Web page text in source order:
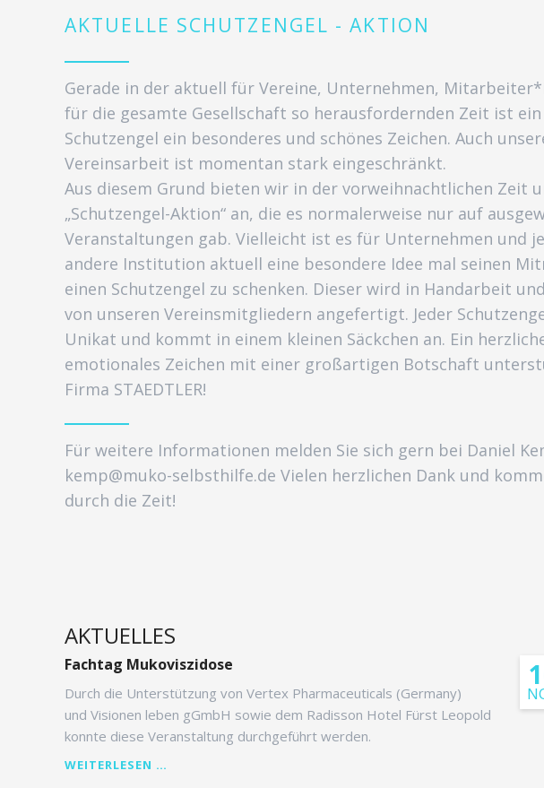
AKTUELLE SCHUTZENGEL - AKTION
Gerade in der aktuell für Vereine, Unternehmen,
für die gesamte Gesellschaft so herausfordernden Zeit ist ein
Schutzengel ein besonderes und schönes Zeichen. Auch
Vereinsarbeit ist momentan stark eingeschränkt.
Aus diesem Grund bieten wir in der vorweihnachtlichen Zeit
„Schutzengel-Aktion“ an, die es normalerweise nur auf
Veranstaltungen gab. Vielleicht ist es für Unternehmen und
andere Institution aktuell eine besondere Idee mal seinen
einen Schutzengel zu schenken. Dieser wird in Handarbeit
von unseren Vereinsmitgliedern angefertigt. Jeder
Unikat und kommt in einem kleinen Säckchen an. Ein
emotionales Zeichen mit einer großartigen Botschaft
Firma STAEDTLER!
Für weitere Informationen melden Sie sich gern bei Daniel
kemp@muko-selbsthilfe.de Vielen herzlichen Dank und
durch die Zeit!
AKTUELLES
Fachtag Mukoviszidose
Durch die Unterstützung von Vertex Pharmaceuticals (Germany)
und Visionen leben gGmbH sowie dem Radisson Hotel Fürst Leopold
konnte diese Veranstaltung durchgeführt werden.
WEITERLESEN …